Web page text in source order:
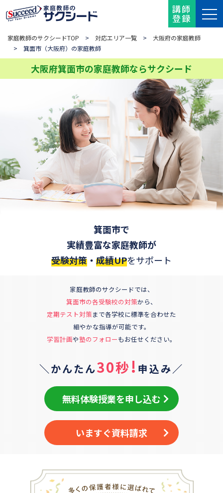
講師
登録
家庭教師のサクシードTOP > 対応エリア一覧 > 大阪府の家庭教師
> 箕面市（大阪府）の家庭教師
大阪府箕面市の家庭教師ならサクシード
箕面市で
実績豊富な家庭教師が
受験対策 ・ 成績UPをサポート
家庭教師のサクシードでは、
箕面市の各受験校の対策から、
定期テスト対策まで各学校に標準を合わせた
細やかな指導が可能です。
学習計画や塾のフォローもお任せください。
＼かんたん30秒! 申込み／
無料体験授業を申し込む
いますぐ資料請求